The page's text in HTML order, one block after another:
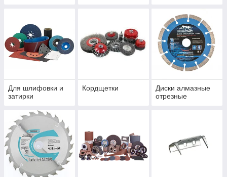
Для шлифовки и
затирки
Кордщетки
Диски алмазные
отрезные